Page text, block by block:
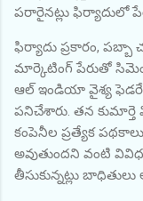
పరారైనట్లు ఫిర్యాదులో
ఫిర్యాదు ప్రకారం, పబ్బా
మార్కెటింగ్ పేరుతో
ఆల్ ఇండియా వైశ్య
పనిచేశారు. తన కుమార్తె
కంపెనీల ప్రత్యేక
అవుతుందని వంటి
తీసుకున్నట్లు